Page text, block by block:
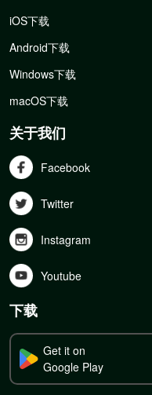
iOS下载
Android下载
Windows下载
macOS下载
关于我们
Facebook
Twitter
Instagram
Youtube
下载
Get it on
Google Play